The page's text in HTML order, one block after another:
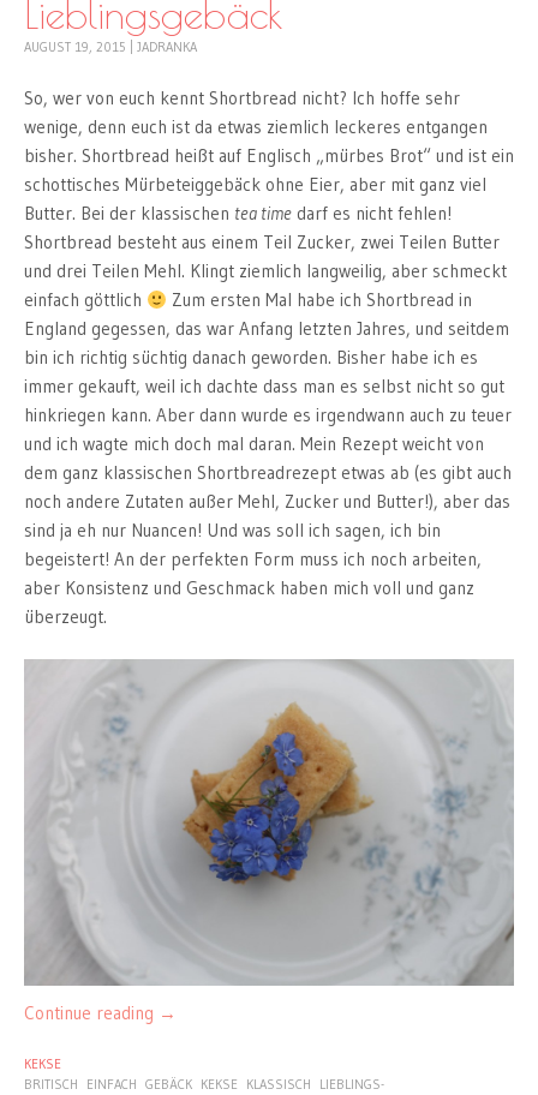
Lieblingsgebäck
AUGUST 19, 2015 JADRANKA
So, wer von euch kennt Shortbread nicht? Ich hoffe sehr
wenige, denn euch ist da etwas ziemlich leckeres entgangen
bisher. Shortbread heißt auf Englisch „mürbes Brot“ und ist ein
schottisches Mürbeteiggebäck ohne Eier, aber mit ganz viel
Butter. Bei der klassischen tea time darf es nicht fehlen!
Shortbread besteht aus einem Teil Zucker, zwei Teilen Butter
und drei Teilen Mehl. Klingt ziemlich langweilig, aber schmeckt
einfach göttlich
Zum ersten Mal habe ich Shortbread in
England gegessen, das war Anfang letzten Jahres, und seitdem
bin ich richtig süchtig danach geworden. Bisher habe ich es
immer gekauft, weil ich dachte dass man es selbst nicht so gut
hinkriegen kann. Aber dann wurde es irgendwann auch zu teuer
und ich wagte mich doch mal daran. Mein Rezept weicht von
dem ganz klassischen Shortbreadrezept etwas ab (es gibt auch
noch andere Zutaten außer Mehl, Zucker und Butter!), aber das
sind ja eh nur Nuancen! Und was soll ich sagen, ich bin
begeistert! An der perfekten Form muss ich noch arbeiten,
aber Konsistenz und Geschmack haben mich voll und ganz
überzeugt.
Continue reading →
KEKSE
BRITISCH
EINFACH GEBÄCK KEKSE KLASSISCH
LIEBLINGS-